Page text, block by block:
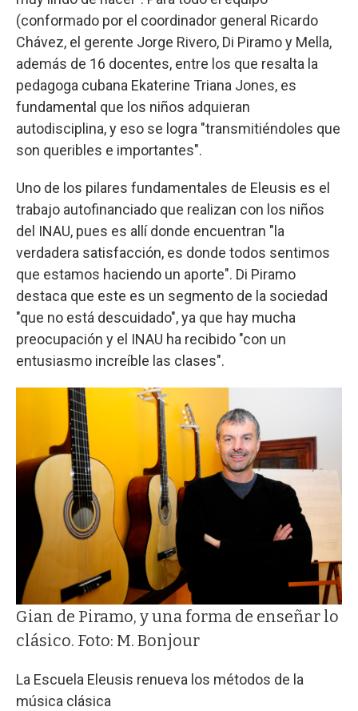
(conformado por el coordinador general Ricardo
Chávez, el gerente Jorge Rivero, Di Piramo y Mella,
además de 16 docentes, entre los que resalta la
pedagoga cubana Ekaterine Triana Jones, es
fundamental que los niños adquieran
autodisciplina, y eso se logra "transmitiéndoles que
son queribles e importantes".
Uno de los pilares fundamentales de Eleusis es el
trabajo autofinanciado que realizan con los niños
del INAU, pues es allí donde encuentran "la
verdadera satisfacción, es donde todos sentimos
que estamos haciendo un aporte". Di Piramo
destaca que este es un segmento de la sociedad
"que no está descuidado", ya que hay mucha
preocupación y el INAU ha recibido "con un
entusiasmo increíble las clases".
Gian de Piramo, y una forma de enseñar lo
clásico. Foto: M. Bonjour
La Escuela Eleusis renueva los métodos de la
música clásica